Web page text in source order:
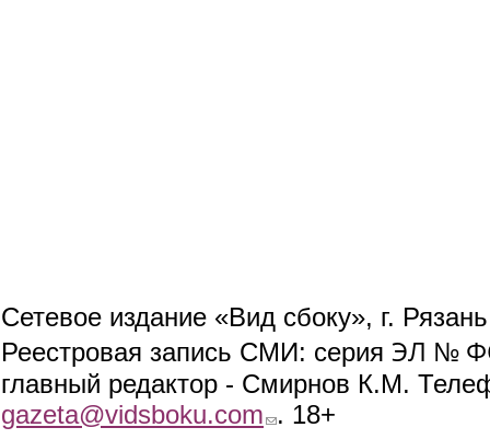
Сетевое издание «Вид сбоку», г.
Реестровая запись СМИ: серия ЭЛ №
главный редактор - Смирнов К.М.
gazeta@vidsboku.com (link sends e-mail)
. 18+